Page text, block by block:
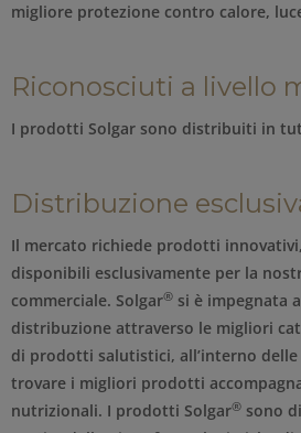
migliore protezione contro calore,
Riconosciuti a livello
I prodotti Solgar sono distribuiti in
Distribuzione
Il mercato richiede prodotti
disponibili esclusivamente per la
commerciale. Solgar® si è impegnata
distribuzione attraverso le migliori
di prodotti salutistici, all’interno
trovare i migliori prodotti
nutrizionali. I prodotti Solgar® sono